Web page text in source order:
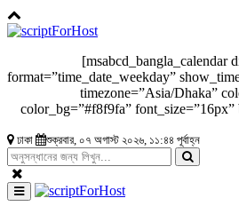
[msabcd_bangla_calendar
format=”time_date_weekday”
timezone=”Asia/Dhaka”
color_bg=”#f8f9fa”
ঢাকা শুক্রবার, ০৭ অগাস্ট ২০২৬, ১১:৪৪ পূর্বাহ্ন